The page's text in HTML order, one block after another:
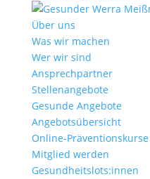
Über uns
Was wir machen
Wer wir sind
Ansprechpartner
Stellenangebote
Gesunde Angebote
Angebotsübersicht
Online-Präventionskurse
Mitglied werden
Gesundheitslots:innen